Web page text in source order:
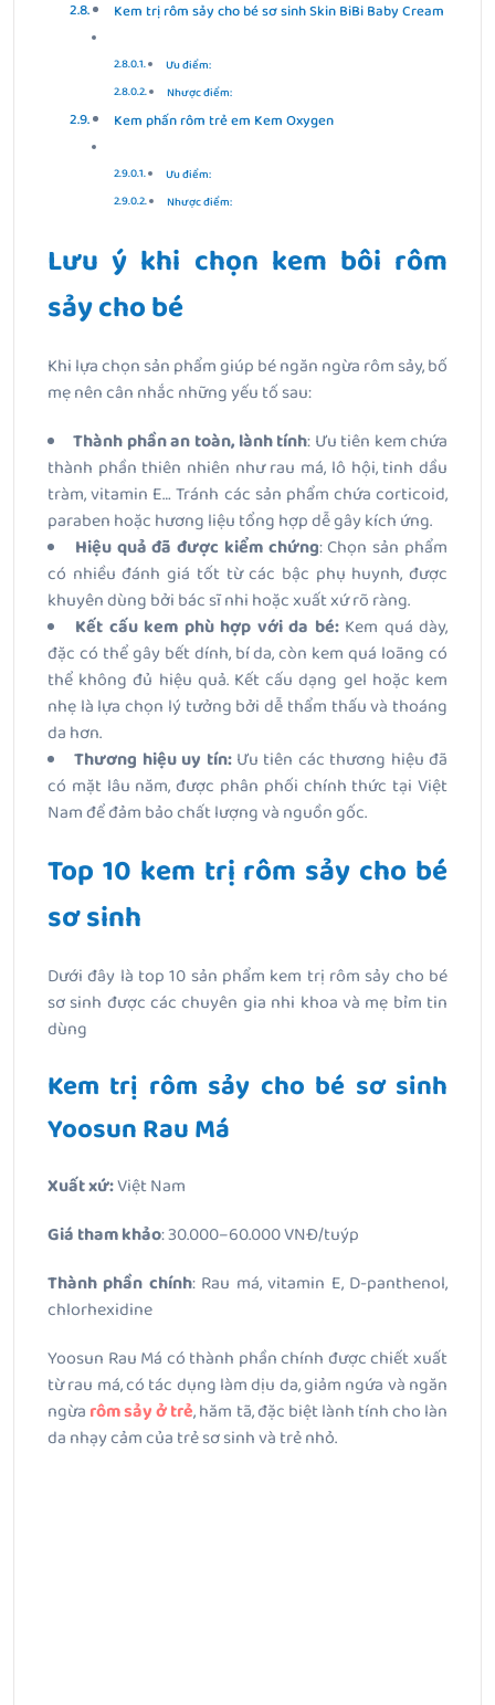
Kem trị rôm sảy cho bé sơ sinh Skin BiBi Baby Cream
Ưu điểm:
Nhược điểm:
Kem phấn rôm trẻ em Kem Oxygen
Ưu điểm:
Nhược điểm:
Lưu ý khi chọn kem bôi rôm
sảy cho bé
Khi lựa chọn sản phẩm giúp bé ngăn ngừa rôm sảy, bố
mẹ nên cân nhắc những yếu tố sau:
Thành phần an toàn, lành tính: Ưu tiên kem chứa
thành phần thiên nhiên như rau má, lô hội, tinh dầu
tràm, vitamin E… Tránh các sản phẩm chứa corticoid,
paraben hoặc hương liệu tổng hợp dễ gây kích ứng.
Hiệu quả đã được kiểm chứng: Chọn sản phẩm
có nhiều đánh giá tốt từ các bậc phụ huynh, được
khuyên dùng bởi bác sĩ nhi hoặc xuất xứ rõ ràng.
Kết cấu kem phù hợp với da bé:Kem quá dày,
đặc có thể gây bết dính, bí da, còn kem quá loãng có
thể không đủ hiệu quả. Kết cấu dạng gel hoặc kem
nhẹ là lựa chọn lý tưởng bởi dễ thẩm thấu và thoáng
da hơn.
Thương hiệu uy tín:Ưu tiên các thương hiệu đã
có mặt lâu năm, được phân phối chính thức tại Việt
Nam để đảm bảo chất lượng và nguồn gốc.
Top 10 kem trị rôm sảy cho bé
sơ sinh
Dưới đây là top 10 sản phẩm kem trị rôm sảy cho bé
sơ sinh được các chuyên gia nhi khoa và mẹ bỉm tin
dùng
Kem trị rôm sảy cho bé sơ sinh
Yoosun Rau Má
Xuất xứ:Việt Nam
Giá tham khảo: 30.000–60.000 VNĐ/tuýp
Thành phần chính: Rau má, vitamin E, D-panthenol,
chlorhexidine
Yoosun Rau Má có thành phần chính được chiết xuất
từ rau má, có tác dụng làm dịu da, giảm ngứa và ngăn
ngừa rôm sảy ở trẻ, hăm tã, đặc biệt lành tính cho làn
da nhạy cảm của trẻ sơ sinh và trẻ nhỏ.